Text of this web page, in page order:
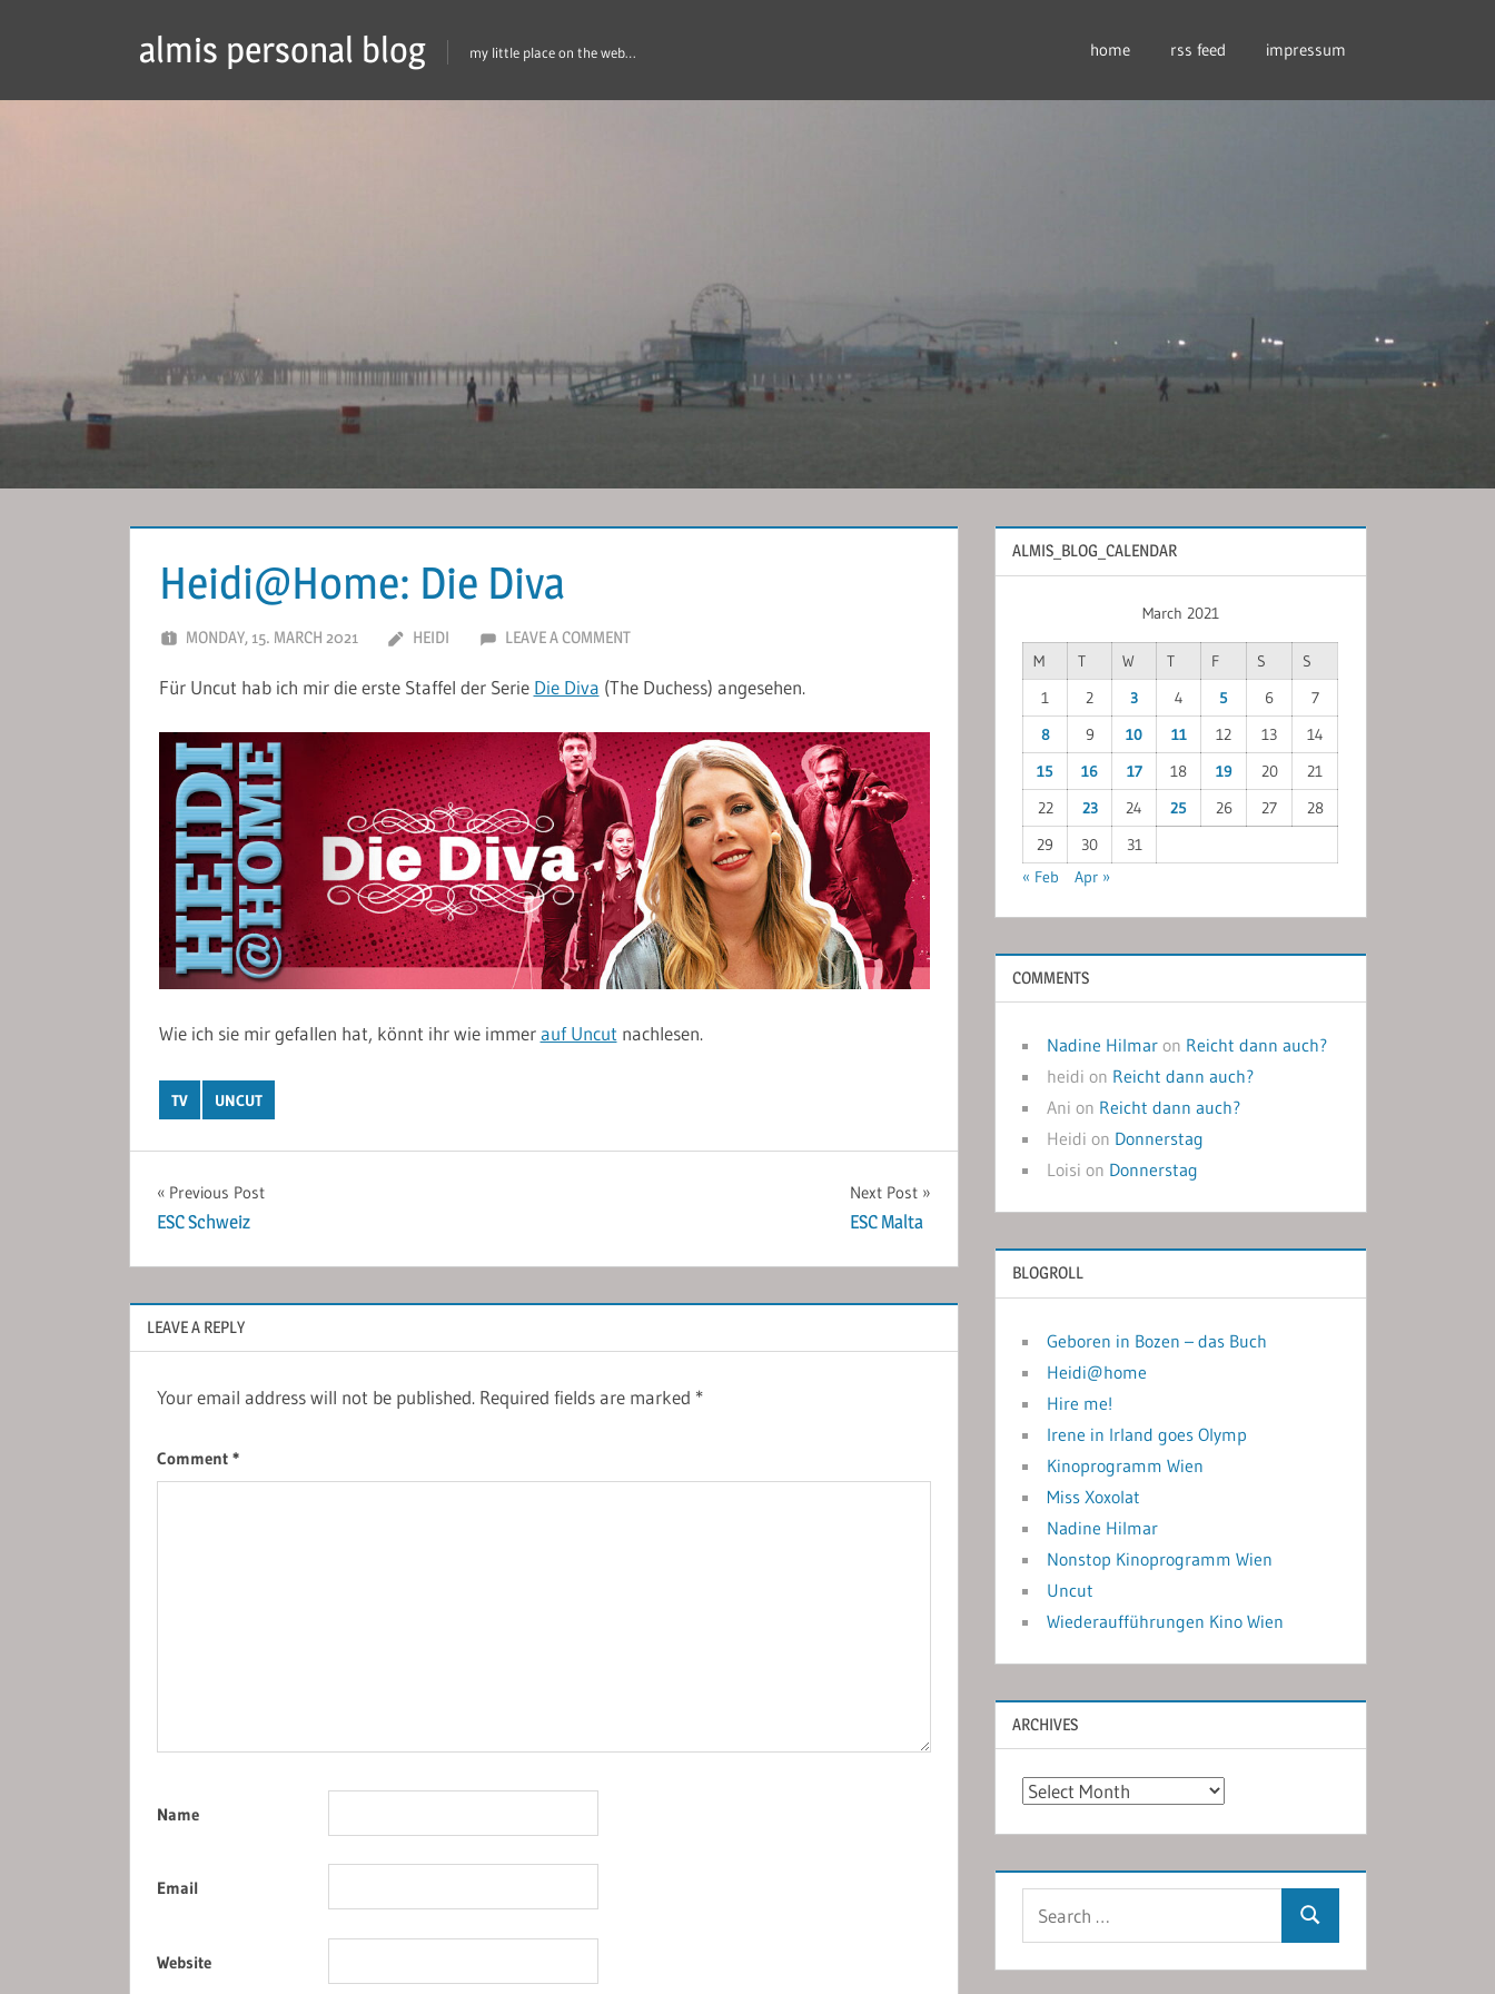
almis personal blog my little place on the web… home rss feed impressum
Heidi@Home: Die Diva
MONDAY, 15. MARCH 2021 HEIDI LEAVE A COMMENT
Für Uncut hab ich mir die erste Staffel der Serie Die Diva (The Duchess) angesehen.
Wie ich sie mir gefallen hat, könnt ihr wie immerauf Uncut nachlesen.
TV UNCUT
Post
navigation
Previous Post
ESC Schweiz
Next Post
ESC Malta
LEAVE A REPLY
Your email address will not be published. Required fields are marked *
Comment *
Name
Email
Website
ALMIS_BLOG_CALENDAR
March 2021
M T W T F S
S
1
2 3 4 5 6
7
8
9 10 11 12 13
14
15
16 17 18 19 20
21
22
23 24 25 26 27
28
29
30
31
« Feb
Apr »
COMMENTS
Nadine Hilmar on Reicht dann auch?
heidi on Reicht dann auch?
Ani on Reicht dann auch?
Heidi on Donnerstag
Loisi on Donnerstag
BLOGROLL
Geboren in Bozen – das Buch
Heidi@home
Hire me!
Irene in Irland goes Olymp
Kinoprogramm Wien
Miss Xoxolat
Nadine Hilmar
Nonstop Kinoprogramm Wien
Uncut
Wiederaufführungen Kino Wien
ARCHIVES
Archives
Search